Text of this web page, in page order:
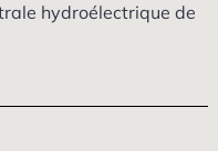
hydroélectrique de